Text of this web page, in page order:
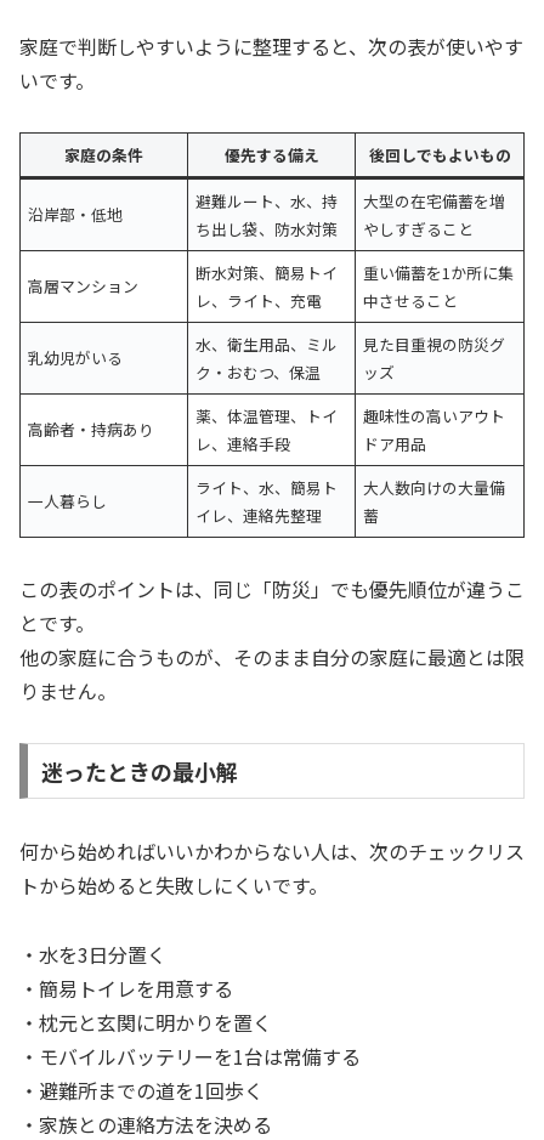
家庭で判断しやすいように整理すると、次の表が使いやす
いです。
家庭の条件 優先する備え 後回しでもよいもの
沿岸部・低地
避難ルート、水、持
ち出し袋、防水対策
大型の在宅備蓄を増
やしすぎること
高層マンション
断水対策、簡易トイ
レ、ライト、充電
重い備蓄を1か所に集
中させること
乳幼児がいる
水、衛生用品、ミル
ク・おむつ、保温
見た目重視の防災グ
ッズ
高齢者・持病あり
薬、体温管理、トイ
レ、連絡手段
趣味性の高いアウト
ドア用品
一人暮らし
ライト、水、簡易ト
イレ、連絡先整理
大人数向けの大量備
蓄
この表のポイントは、同じ「防災」でも優先順位が違うこ
とです。
他の家庭に合うものが、そのまま自分の家庭に最適とは限
りません。
迷ったときの最小解
何から始めればいいかわからない人は、次のチェックリス
トから始めると失敗しにくいです。
・水を3日分置く
・簡易トイレを用意する
・枕元と玄関に明かりを置く
・モバイルバッテリーを1台は常備する
・避難所までの道を1回歩く
・家族との連絡方法を決める